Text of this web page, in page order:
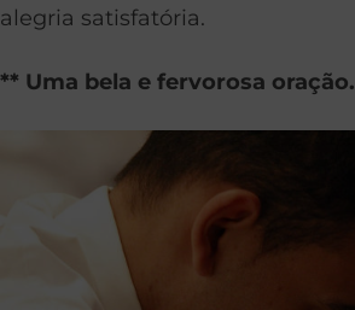
alegria satisfatória.
** Uma bela e fervorosa oração.